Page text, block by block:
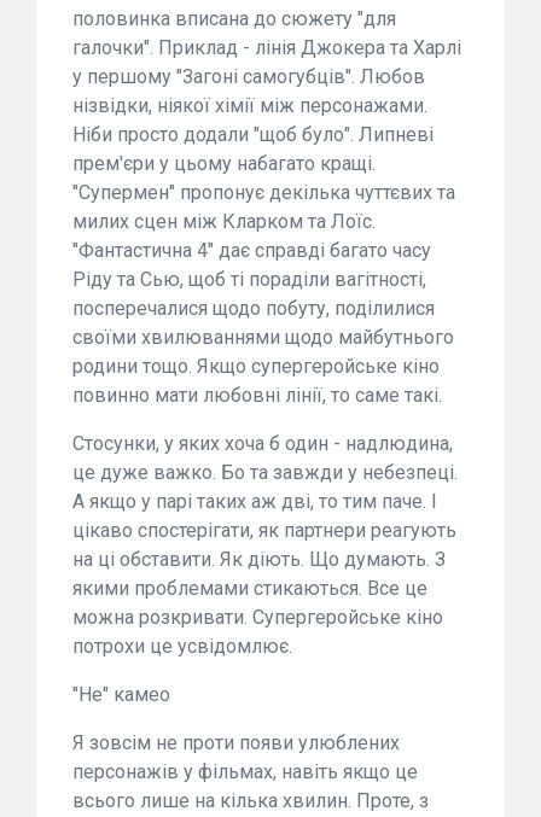
половинка вписана до сюжету "для
галочки". Приклад - лінія Джокера та Харлі
у першому "Загоні самогубців". Любов
нізвідки, ніякої хімії між персонажами.
Ніби просто додали "щоб було". Липневі
прем'єри у цьому набагато кращі.
"Супермен" пропонує декілька чуттєвих та
милих сцен між Кларком та Лоїс.
"Фантастична 4" дає справді багато часу
Ріду та Сью, щоб ті пораділи вагітності,
посперечалися щодо побуту, поділилися
своїми хвилюваннями щодо майбутнього
родини тощо. Якщо супергеройське кіно
повинно мати любовні лінії, то саме такі.
Стосунки, у яких хоча б один - надлюдина,
це дуже важко. Бо та завжди у небезпеці.
А якщо у парі таких аж дві, то тим паче. І
цікаво спостерігати, як партнери реагують
на ці обставити. Як діють. Що думають. З
якими проблемами стикаються. Все це
можна розкривати. Супергеройське кіно
потрохи це усвідомлює.
"Не" камео
Я зовсім не проти появи улюблених
персонажів у фільмах, навіть якщо це
всього лише на кілька хвилин. Проте, з